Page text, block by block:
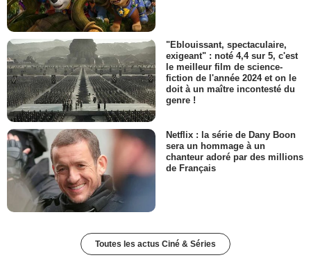
"Eblouissant, spectaculaire,
exigeant" : noté 4,4 sur 5, c'est
le meilleur film de science-
fiction de l'année 2024 et on le
doit à un maître incontesté du
genre !
Netflix : la série de Dany Boon
sera un hommage à un
chanteur adoré par des millions
de Français
Toutes les actus Ciné & Séries